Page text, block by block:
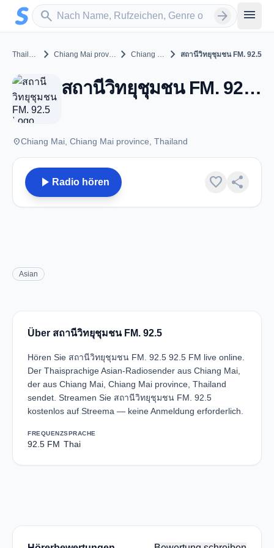
Zum Hauptinhalt springen
search
Sender suchen arrow_forward menu
Thailand chevron_right Chiang Mai province chevron_right Chiang Mai chevron_right สถานีวิทยุชุมชน FM. 92.5
สถานีวิทยุชุมชน FM. 92.5 - FM 92.5 - Chiang Mai
placeChiang Mai, Chiang Mai province, Thailand
play_arrow Radio hören favorite share
Asian
Über สถานีวิทยุชุมชน FM. 92.5
Hören Sie สถานีวิทยุชุมชน FM. 92.5 92.5 FM live online.
Der Thaisprachige Asian-Radiosender aus Chiang Mai,
der aus Chiang Mai, Chiang Mai province, Thailand
sendet. Streamen Sie สถานีวิทยุชุมชน FM. 92.5
kostenlos auf Streema — keine Anmeldung erforderlich.
FREQUENZ
92.5 FM
SPRACHE
Thai